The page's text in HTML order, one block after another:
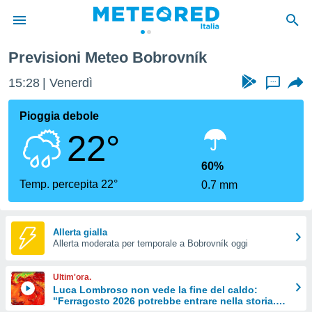
di
per
le
di
Web
le
Previsioni Meteo Bobrovník
15:28 Venerdì ...
Pioggia debole
22°
Temp. percepita 22°
60%
0.7 mm
Allerta gialla
Allerta moderata per temporale a Bobrovník oggi
Ultim'ora.
Luca Lombroso non vede la fine del caldo:
"Ferragosto 2026 potrebbe entrare nella storia.